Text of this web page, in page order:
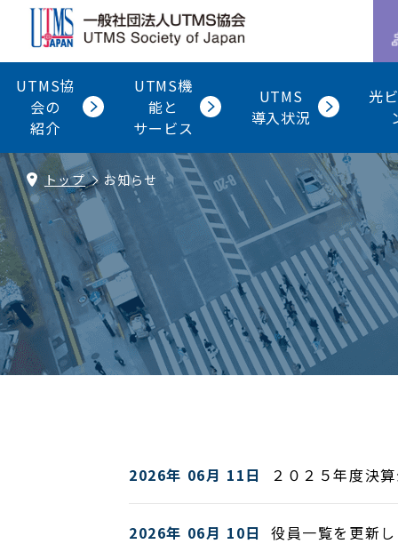
UTMS協
会の
紹介
UTMS機
能と
サービス
UTMS
導入状況
光
トップ お知らせ
2026年 06月 11日 ２０２５年度決
2026年 06月 10日 役員一覧を更新